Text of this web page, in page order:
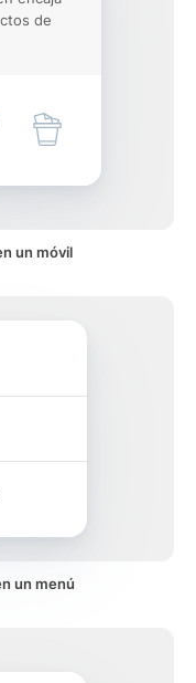
de
un móvil
un menú